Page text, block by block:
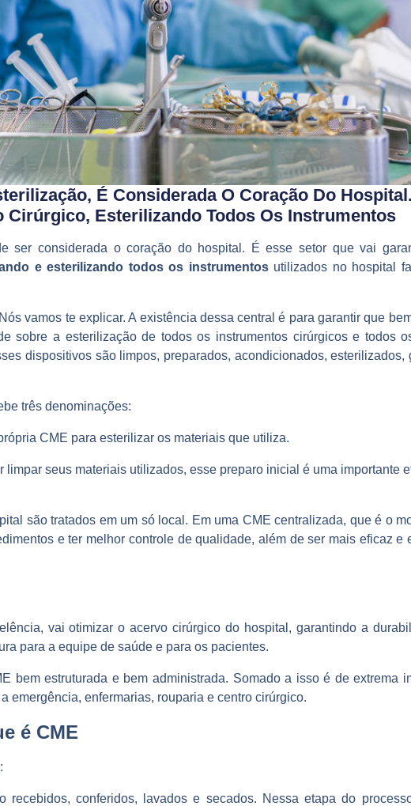
É Considerada O Coração Do
Cirúrgico, Esterilizando Todos Os Instrumentos
ser considerada o coração do hospital. É esse setor que vai
e esterilizando todos os instrumentosutilizados no hospital
vamos te explicar. A existência dessa central é para garantir que
sobre a esterilização de todos os instrumentos cirúrgicos e todos
dispositivos são limpos, preparados, acondicionados, esterilizados,
três denominações:
CME para esterilizar os materiais que utiliza.
limpar seus materiais utilizados, esse preparo inicial é uma importante
são tratados em um só local. Em uma CME centralizada, que é o
e ter melhor controle de qualidade, além de ser mais eficaz e
vai otimizar o acervo cirúrgico do hospital, garantindo a
para a equipe de saúde e para os pacientes.
bem estruturada e bem administrada. Somado a isso é de extrema
emergência, enfermarias, rouparia e centro cirúrgico.
é CME
recebidos, conferidos, lavados e secados. Nessa etapa do